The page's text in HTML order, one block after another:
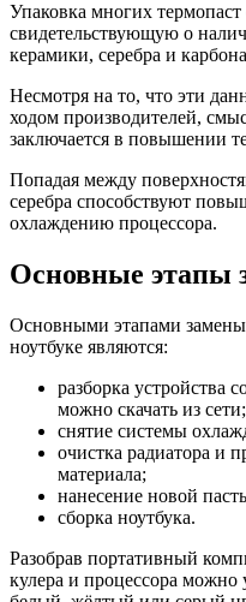
Упаковка многих
свидетельствующую о
керамики, серебра и
Несмотря на то, что эти
ходом производителей,
заключается в повышении
Попадая между
серебра способствуют
охлаждению процессора.
Основные этапы
Основными этапами
ноутбуке являются:
разборка устройства
можно скачать из сети;
снятие системы
очистка радиатора и
материала;
нанесение новой
сборка ноутбука.
Разобрав портативный
кулера и процессора